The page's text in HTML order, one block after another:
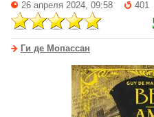
26 апреля 2024, 09:58 401
Ги де Мопассан